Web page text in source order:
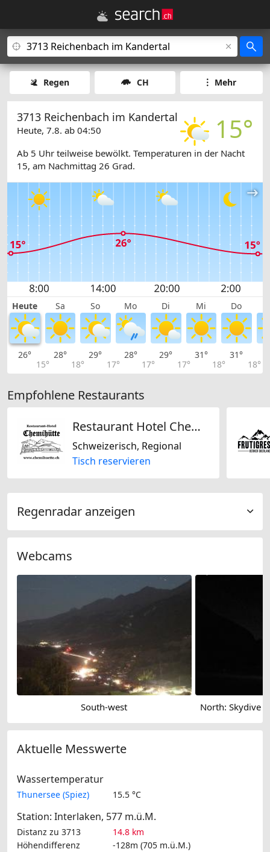
Regen CH Mehr
15°
3713 Reichenbach im Kandertal
Heute, 7.8. ab 04:50
Ab 5 Uhr teilweise bewölkt. Temperaturen in der Nacht
15, am Nachmittag 26 Grad.
Heute Sa So Mo Di Mi Do
26°
15°
28°
18°
29°
17°
28°
17°
29°
17°
31°
18°
31°
18°
Empfohlene Restaurants
Restaurant Hotel Chemihütte
Schweizerisch, Regional
Tisch reservieren
Regenradar anzeigen
Webcams
South-west
Aktuelle Messwerte
Wassertemperatur
Thunersee (Spiez) 15.5 °C
Station: Interlaken, 577 m.ü.M.
Distanz zu 3713
14.8 km
Höhendifferenz
-128m (705 m.ü.M.)